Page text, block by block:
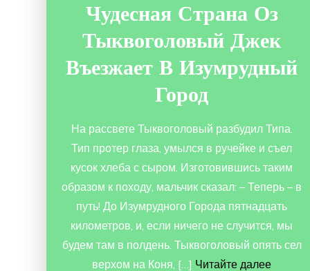
Чудесная Страна Оз
Тыквоголовый Джек
Въезжает В Изумрудный
Город
На рассвете Тыквоголовый разбудил Типа.
Тип протер глаза, умылся в ручейке и съел
кусок хлеба с сыром. Изготовившись таким
образом к походу, мальчик сказал: – Теперь – в
путь! До Изумрудного Города пятнадцать
километров, и, если ничего не случится, мы
будем там в полдень. Тыквоголовый опять сел
верхом на Коня, […] Читайте далее